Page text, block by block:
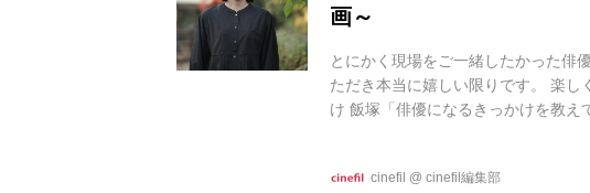
画～
とにかく現場をご一緒したかった俳
ただき本当に嬉しい限りです。 楽
け 飯塚「俳優になるきっかけを教
のはあまり現実感はなかったんです
cinefil @ cinefil編集部